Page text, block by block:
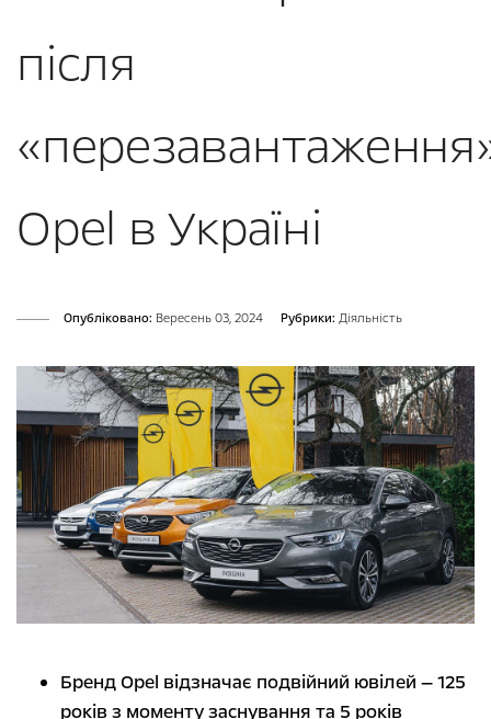
після
Opel в Україні
Опубліковано: Вересень 03, 2024 Рубрики: Діяльність
Бренд Opel відзначає подвійний ювілей — 125
років з моменту заснування та 5 років